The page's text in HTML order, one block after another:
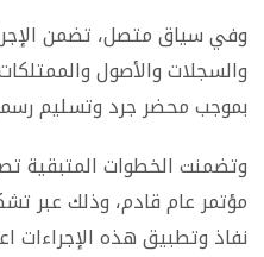
وفي سياق متصل، تضمن
والسجلات والأصول
بموجب محضر جرد وتسليم
وتضمنت الخطوات المتبقية
مؤتمر عام قادم، وذلك عبر
نفاذ وتطبيق هذه الإجراءات